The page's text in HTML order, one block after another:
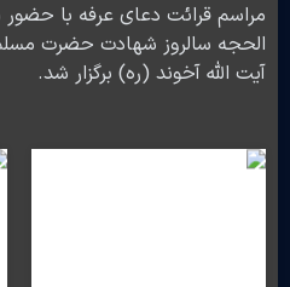
مراسم قرائت دعای عرفه با
الحجه سالروز شهادت حضرت
آیت الله آخوند (ره) برگزار شد.